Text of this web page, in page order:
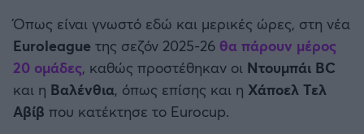
Αστέρας Τρίπολης
Παναιτωλικός
Όπως είναι γνωστό εδώ και μερικές ώρες, στη νέα
Euroleague της σεζόν 2025-26 θα πάρουν μέρος
20 ομάδες, καθώς προστέθηκαν οι Ντουμπάι BC
και η Βαλένθια, όπως επίσης και η Χάποελ Τελ
Αβίβ που κατέκτησε το Eurocup.